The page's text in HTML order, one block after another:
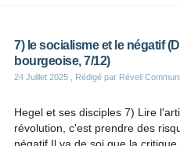
7) le socialisme et le négatif
bourgeoise, 7/12)
24 Juillet 2025 , Rédigé par Réveil
Hegel et ses disciples 7) Lire
révolution, c'est prendre des